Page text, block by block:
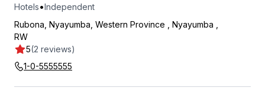
Hotels•Independent
5(2 reviews)
Rubona, Nyayumba, Western Province Nyayumba
RW
1-0-5555555